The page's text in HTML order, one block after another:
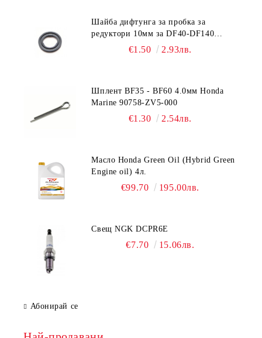
Шайба дифтунга за пробка за
редуктори 10мм за DF40-DF140
Suzuki 09168-10022
€1.50 2.93лв.
Шплент BF35 - BF60 4.0мм Honda
Marine 90758-ZV5-000
€1.30 2.54лв.
Масло Honda Green Oil (Hybrid Green
Engine oil) 4л.
€99.70 195.00лв.
Свещ NGK DCPR6E
€7.70 15.06лв.
Абонирай се